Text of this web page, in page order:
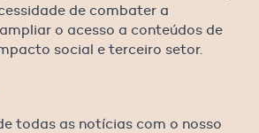
de combater a
o acesso a conteúdos de
social e terceiro setor.
todas as notícias com o nosso